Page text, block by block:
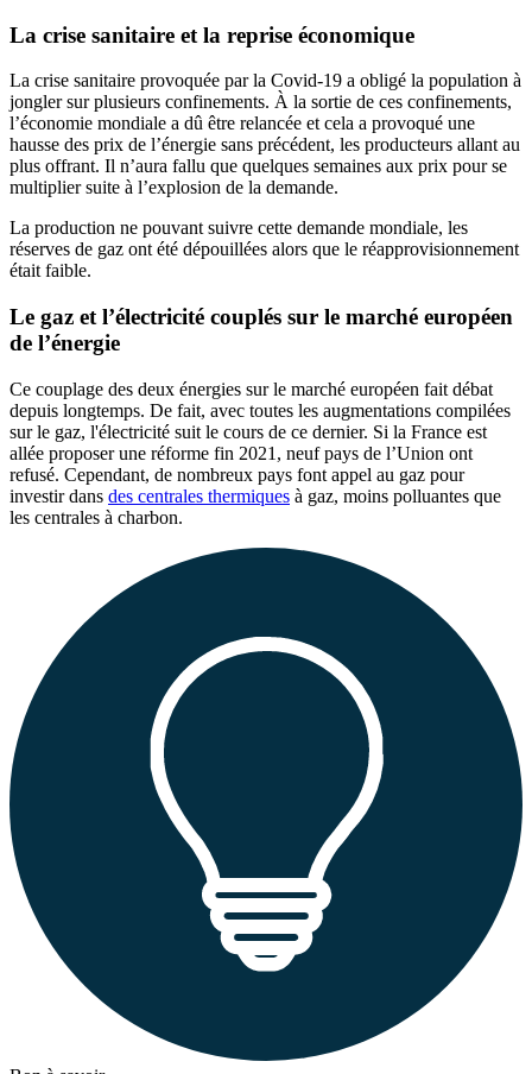
La crise sanitaire et la reprise économique
La crise sanitaire provoquée par la Covid-19 a obligé la population à
jongler sur plusieurs confinements. À la sortie de ces confinements,
l’économie mondiale a dû être relancée et cela a provoqué une
hausse des prix de l’énergie sans précédent, les producteurs allant au
plus offrant. Il n’aura fallu que quelques semaines aux prix pour se
multiplier suite à l’explosion de la demande.
La production ne pouvant suivre cette demande mondiale, les
réserves de gaz ont été dépouillées alors que le réapprovisionnement
était faible.
Le gaz et l’électricité couplés sur le marché européen
de l’énergie
Ce couplage des deux énergies sur le marché européen fait débat
depuis longtemps. De fait, avec toutes les augmentations compilées
sur le gaz, l'électricité suit le cours de ce dernier. Si la France est
allée proposer une réforme fin 2021, neuf pays de l’Union ont
refusé. Cependant, de nombreux pays font appel au gaz pour
investir dans des centrales thermiques à gaz, moins polluantes que
les centrales à charbon.